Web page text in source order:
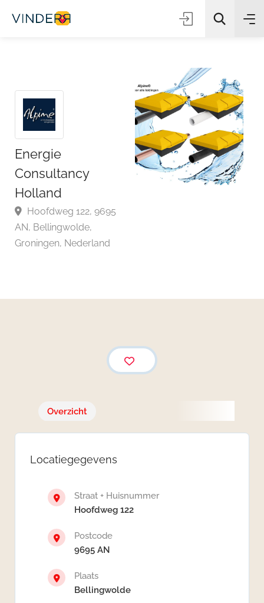
Zoeken
Energie
Consultancy
Holland
Hoofdweg 122, 9695
AN, Bellingwolde,
Overzicht
Locatiegegevens
Straat + Huisnummer
Hoofdweg 122
Postcode
9695 AN
Plaats
Bellingwolde